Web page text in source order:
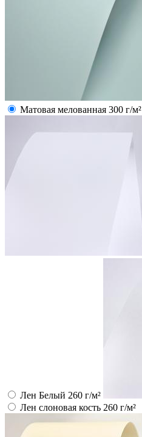
Матовая мелованная 300 г/м²
Лен Белый 260 г/м²
Лен слоновая кость 260 г/м²